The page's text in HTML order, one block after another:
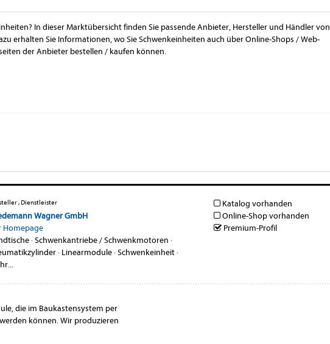
In dieser Marktübersicht finden Sie passende Anbieter, Hersteller und Händler von
erhalten Sie Informationen, wo Sie Schwenkeinheiten auch über Online-Shops / Web-
der Anbieter bestellen / kaufen können.
, Dienstleister
Wagner GmbH
Homepage
·Schwenkantriebe / Schwenkmotoren ·
· Linearmodule·Schwenkeinheit·
Katalog vorhanden
Online-Shop vorhanden
Premium-Profil
die im Baukastensystem per
können. Wir produzieren